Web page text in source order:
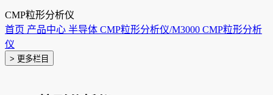
CMP粒形分析仪
首页 产品中心 半导体 CMP粒形分析仪/M3000 CMP粒形分析
仪
> 更多栏目